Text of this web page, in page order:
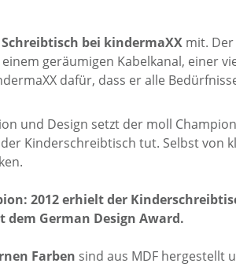
bei kindermaXX mit.
geräumigen Kabelkanal, einer
dafür, dass er alle
und Design setzt der moll
Kinderschreibtisch tut. Selbst
2012 erhielt der
German Design Award.
Farben sind aus MDF her­gestellt